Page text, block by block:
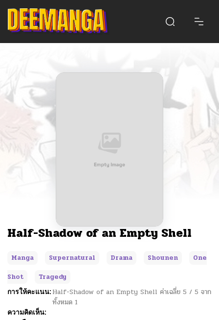
Half-Shadow of an Empty Shell
Manga Supernatural Drama Shounen
One
Shot
Tragedy
การให้คะแนน: Half-Shadow of an Empty Shell ค่าเฉลี่ย 5 / 5 จาก
ทั้งหมด 1
ความคิดเห็น: